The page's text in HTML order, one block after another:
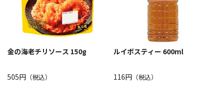
金の海老チリソース 150g
505円 （税込）
ルイボスティー 600ml
116円（税込）